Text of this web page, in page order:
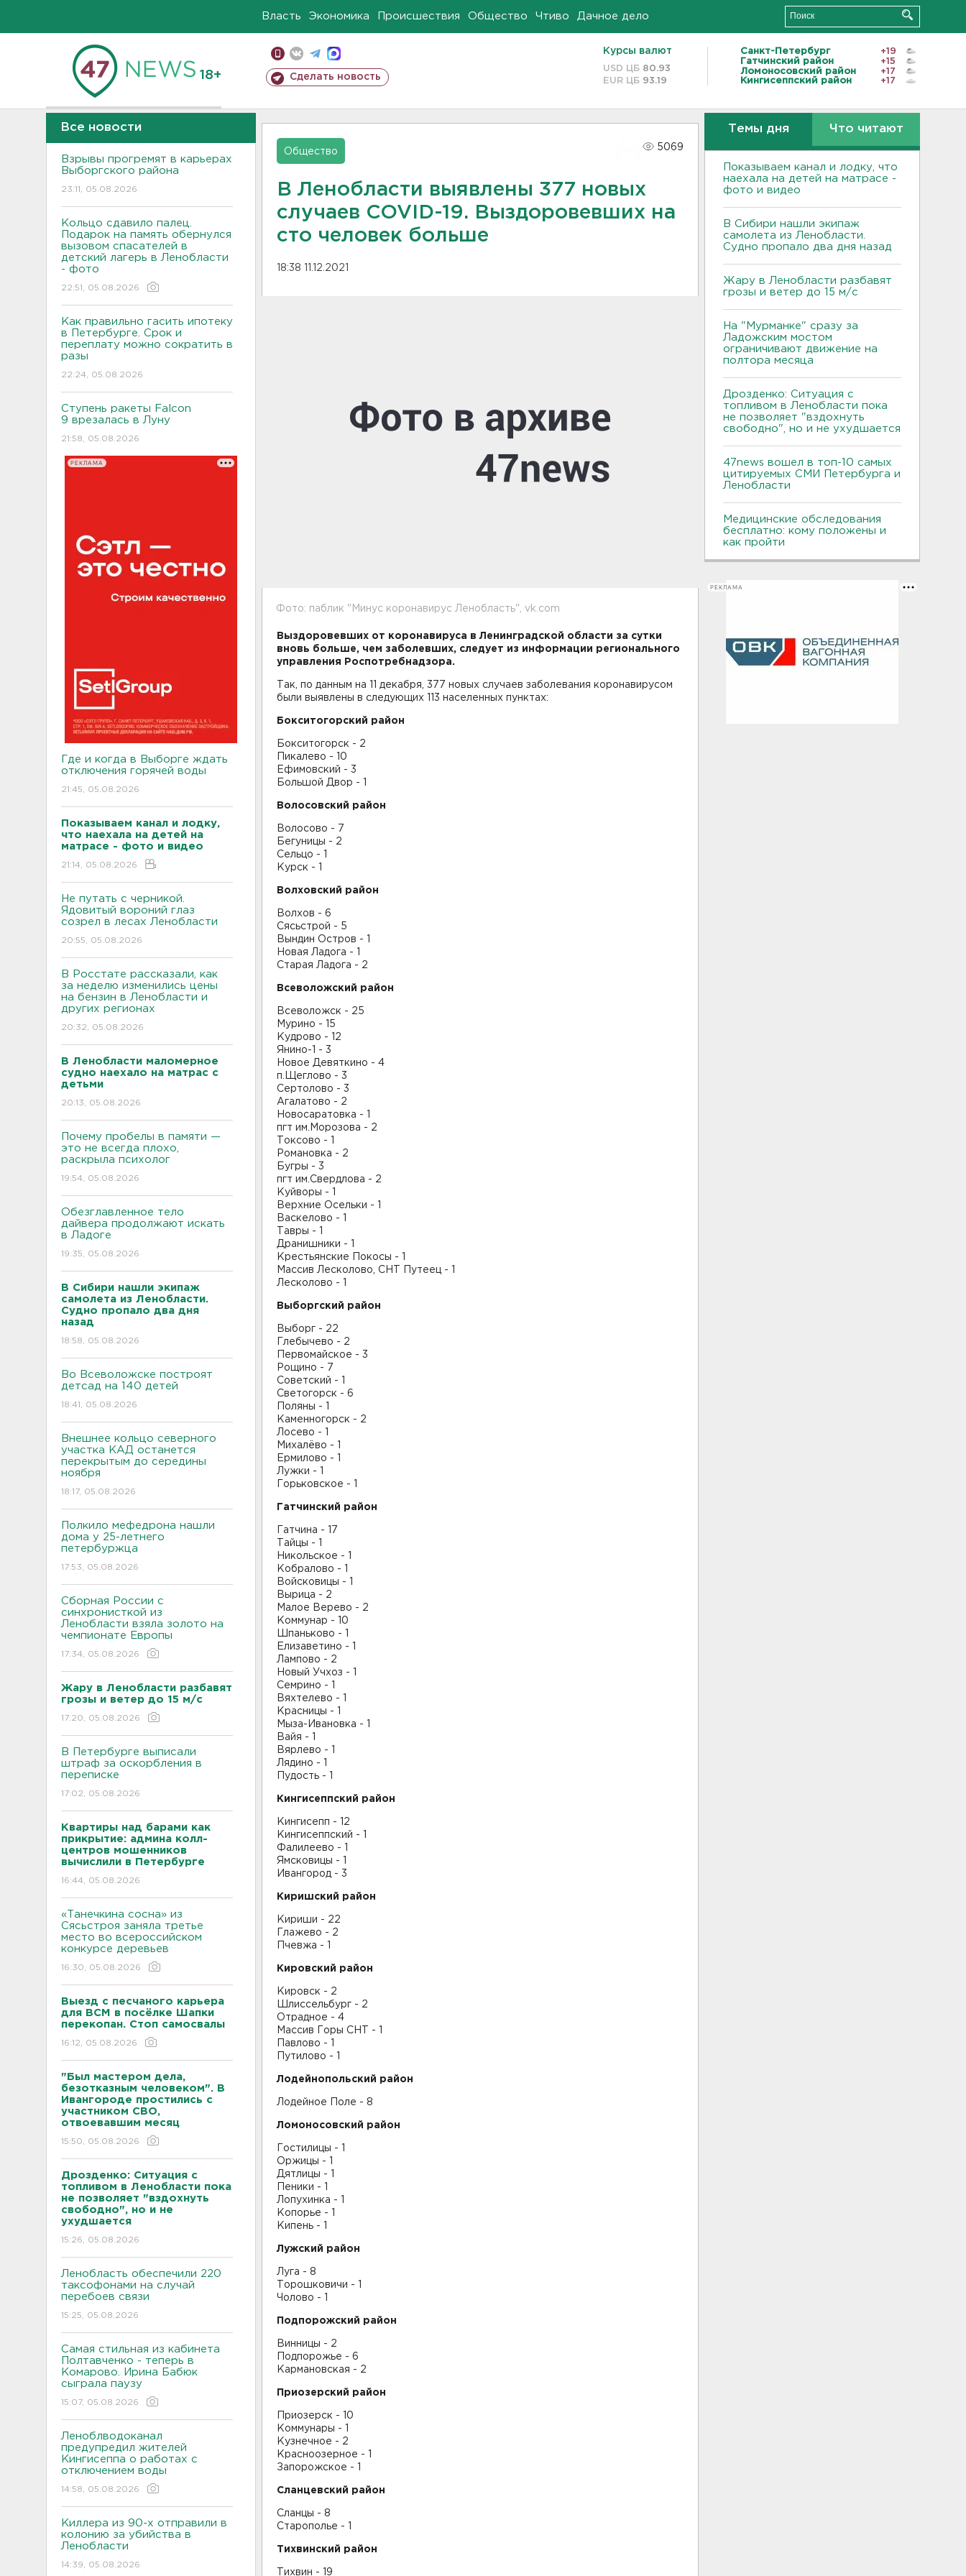
Власть Экономика Происшествия Общество Чтиво Дачное дело
18+ Сделать новость
Курсы валют
USD ЦБ 80.93
EUR ЦБ 93.19
Санкт-Петербург
+19
Гатчинский район
+15
Ломоносовский район
+17
Кингисеппский район
+17
Все новости
Взрывы прогремят в карьерах
Выборгского района
23:11, 05.08.2026
Кольцо сдавило палец.
Подарок на память обернулся
вызовом спасателей в
детский лагерь в Ленобласти
- фото
22:51, 05.08.2026
Как правильно гасить ипотеку
в Петербурге. Срок и
переплату можно сократить в
разы
22:24, 05.08.2026
Ступень ракеты Falcon
9 врезалась в Луну
21:58, 05.08.2026
РЕКЛАМА
Где и когда в Выборге ждать
отключения горячей воды
21:45, 05.08.2026
Показываем канал и лодку,
что наехала на детей на
матрасе - фото и видео
21:14, 05.08.2026
Не путать с черникой.
Ядовитый вороний глаз
созрел в лесах Ленобласти
20:55, 05.08.2026
В Росстате рассказали, как
за неделю изменились цены
на бензин в Ленобласти и
других регионах
20:32, 05.08.2026
В Ленобласти маломерное
судно наехало на матрас с
детьми
20:13, 05.08.2026
Почему пробелы в памяти —
это не всегда плохо,
раскрыла психолог
19:54, 05.08.2026
Обезглавленное тело
дайвера продолжают искать
в Ладоге
19:35, 05.08.2026
В Сибири нашли экипаж
самолета из Ленобласти.
Судно пропало два дня
назад
18:58, 05.08.2026
Во Всеволожске построят
детсад на 140 детей
18:41, 05.08.2026
Внешнее кольцо северного
участка КАД останется
перекрытым до середины
ноября
18:17, 05.08.2026
Полкило мефедрона нашли
дома у 25-летнего
петербуржца
17:53, 05.08.2026
Сборная России с
синхронисткой из
Ленобласти взяла золото на
чемпионате Европы
17:34, 05.08.2026
Жару в Ленобласти разбавят
грозы и ветер до 15 м/с
17:20, 05.08.2026
В Петербурге выписали
штраф за оскорбления в
переписке
17:02, 05.08.2026
Квартиры над барами как
прикрытие: админа колл-
центров мошенников
вычислили в Петербурге
16:44, 05.08.2026
«Танечкина сосна» из
Сясьстроя заняла третье
место во всероссийском
конкурсе деревьев
16:30, 05.08.2026
Выезд с песчаного карьера
для ВСМ в посёлке Шапки
перекопан. Стоп самосвалы
16:12, 05.08.2026
"Был мастером дела,
безотказным человеком". В
Ивангороде простились с
участником СВО,
отвоевавшим месяц
15:50, 05.08.2026
Дрозденко: Ситуация с
топливом в Ленобласти пока
не позволяет "вздохнуть
свободно", но и не
ухудшается
15:26, 05.08.2026
Ленобласть обеспечили 220
таксофонами на случай
перебоев связи
15:25, 05.08.2026
Самая стильная из кабинета
Полтавченко - теперь в
Комарово. Ирина Бабюк
сыграла паузу
15:07, 05.08.2026
Леноблводоканал
предупредил жителей
Кингисеппа о работах с
отключением воды
14:58, 05.08.2026
Киллера из 90-х отправили в
колонию за убийства в
Ленобласти
14:39, 05.08.2026
Общество
5069
В Ленобласти выявлены 377 новых
случаев COVID-19. Выздоровевших на
сто человек больше
18:38 11.12.2021
Фото: паблик "Минус коронавирус Ленобласть", vk.com
Выздоровевших от коронавируса в Ленинградской области за сутки
вновь больше, чем заболевших, следует из информации регионального
управления Роспотребнадзора.
Так, по данным на 11 декабря, 377 новых случаев заболевания коронавирусом
были выявлены в следующих 113 населенных пунктах:
Бокситогорский район
Бокситогорск - 2
Пикалево - 10
Ефимовский - 3
Большой Двор - 1
Волосовский район
Волосово - 7
Бегуницы - 2
Сельцо - 1
Курск - 1
Волховский район
Волхов - 6
Сясьстрой - 5
Вындин Остров - 1
Новая Ладога - 1
Старая Ладога - 2
Всеволожский район
Всеволожск - 25
Мурино - 15
Кудрово - 12
Янино-1 - 3
Новое Девяткино - 4
п.Щеглово - 3
Сертолово - 3
Агалатово - 2
Новосаратовка - 1
пгт им.Морозова - 2
Токсово - 1
Романовка - 2
Бугры - 3
пгт им.Свердлова - 2
Куйворы - 1
Верхние Осельки - 1
Васкелово - 1
Тавры - 1
Дранишники - 1
Крестьянские Покосы - 1
Массив Лесколово, СНТ Путеец - 1
Лесколово - 1
Выборгский район
Выборг - 22
Глебычево - 2
Первомайское - 3
Рощино - 7
Советский - 1
Светогорск - 6
Поляны - 1
Каменногорск - 2
Лосево - 1
Михалёво - 1
Ермилово - 1
Лужки - 1
Горьковское - 1
Гатчинский район
Гатчина - 17
Тайцы - 1
Никольское - 1
Кобралово - 1
Войсковицы - 1
Вырица - 2
Малое Верево - 2
Коммунар - 10
Шпаньково - 1
Елизаветино - 1
Лампово - 2
Новый Учхоз - 1
Семрино - 1
Вяхтелево - 1
Красницы - 1
Мыза-Ивановка - 1
Вайя - 1
Вярлево - 1
Лядино - 1
Пудость - 1
Кингисеппский район
Кингисепп - 12
Кингисеппский - 1
Фалилеево - 1
Ямсковицы - 1
Ивангород - 3
Киришский район
Кириши - 22
Глажево - 2
Пчевжа - 1
Кировский район
Кировск - 2
Шлиссельбург - 2
Отрадное - 4
Массив Горы СНТ - 1
Павлово - 1
Путилово - 1
Лодейнопольский район
Лодейное Поле - 8
Ломоносовский район
Гостилицы - 1
Оржицы - 1
Дятлицы - 1
Пеники - 1
Лопухинка - 1
Копорье - 1
Кипень - 1
Лужский район
Луга - 8
Торошковичи - 1
Чолово - 1
Подпорожский район
Винницы - 2
Подпорожье - 6
Кармановская - 2
Приозерский район
Приозерск - 10
Коммунары - 1
Кузнечное - 2
Красноозерное - 1
Запорожское - 1
Сланцевский район
Сланцы - 8
Старополье - 1
Тихвинский район
Тихвин - 19
Темы дня Что читают
Показываем канал и лодку, что
наехала на детей на матрасе -
фото и видео
В Сибири нашли экипаж
самолета из Ленобласти.
Судно пропало два дня назад
Жару в Ленобласти разбавят
грозы и ветер до 15 м/с
На "Мурманке" сразу за
Ладожским мостом
ограничивают движение на
полтора месяца
Дрозденко: Ситуация с
топливом в Ленобласти пока
не позволяет "вздохнуть
свободно", но и не ухудшается
47news вошел в топ-10 самых
цитируемых СМИ Петербурга и
Ленобласти
Медицинские обследования
бесплатно: кому положены и
как пройти
РЕКЛАМА